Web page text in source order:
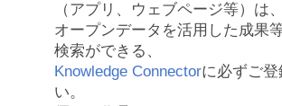
（アプリ、ウェブページ等）は、
オープンデータを活用した成果
検索ができる、
Knowledge Connectorに必ずご登
い。